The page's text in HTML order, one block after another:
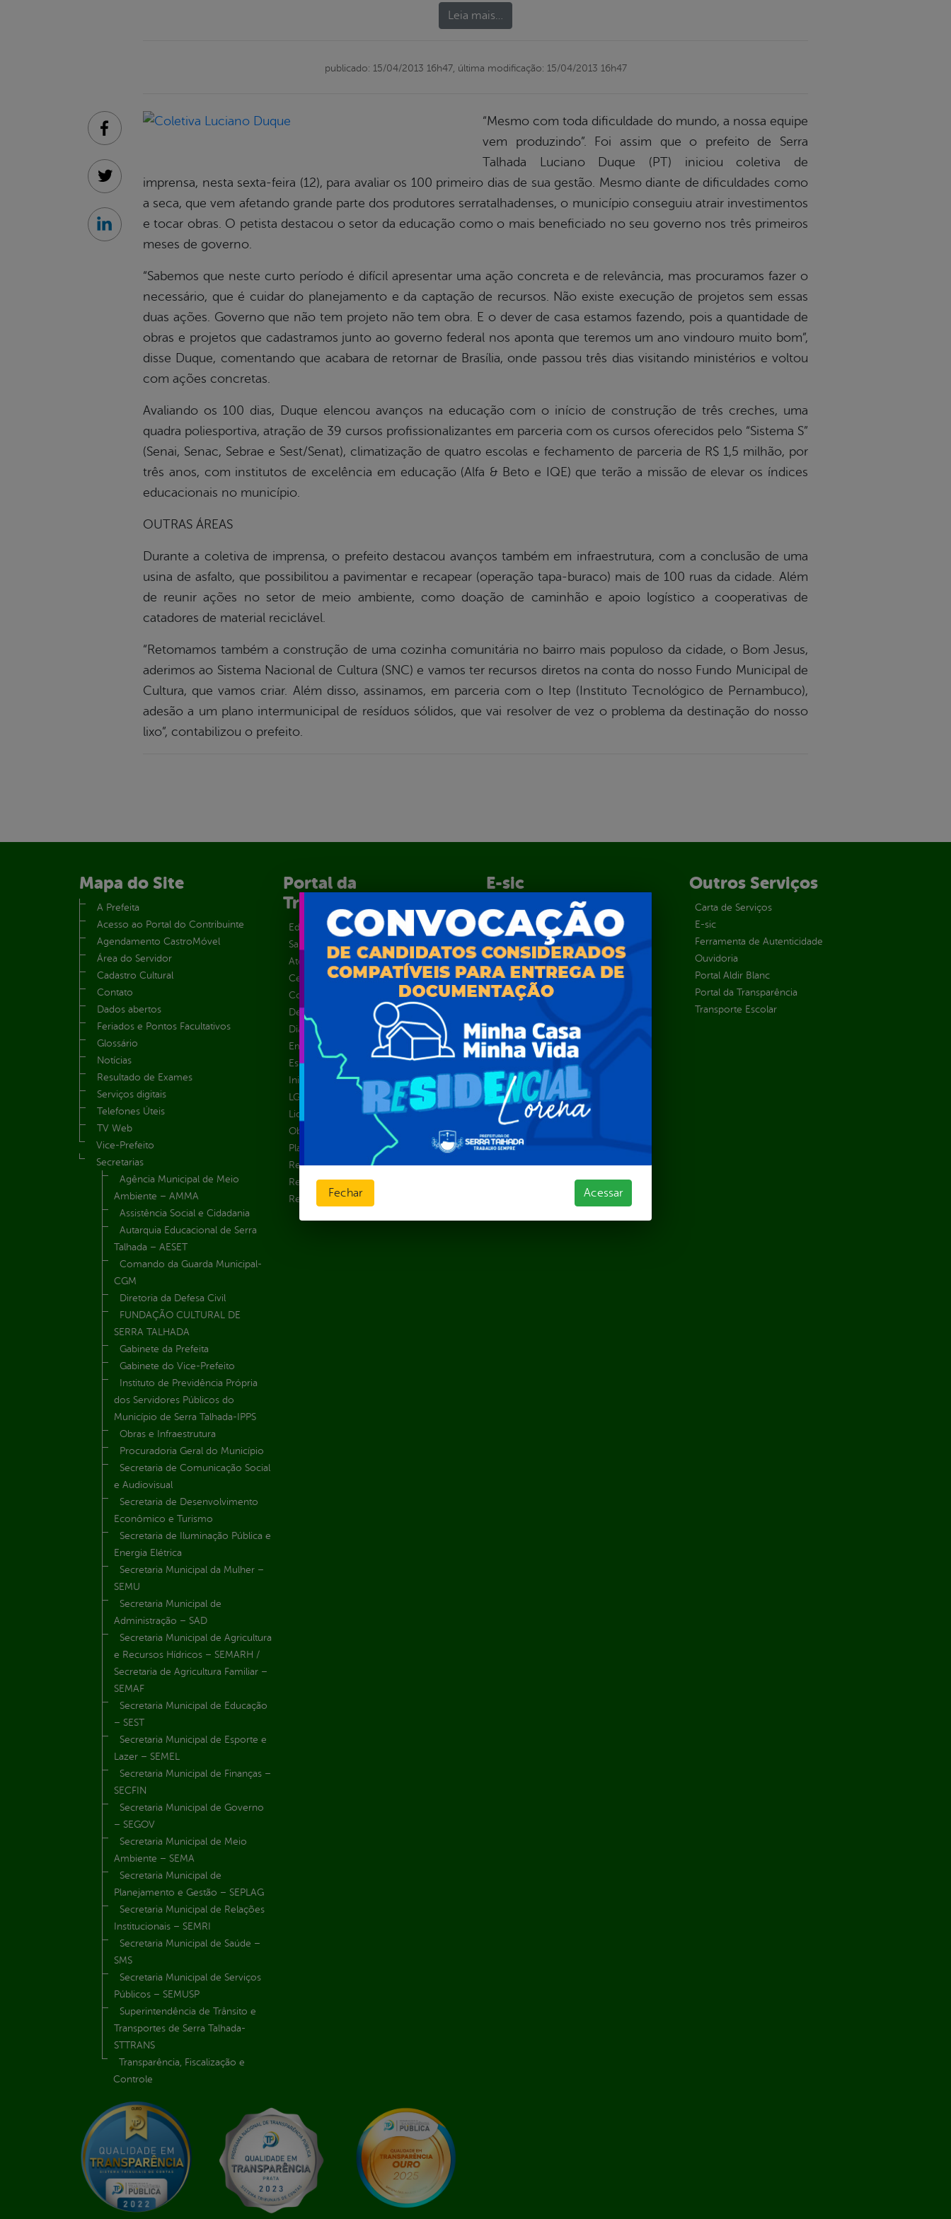
Leia mais…
publicado: 15/04/2013 16h47, última modificação: 15/04/2013 16h47
“Mesmo com toda dificuldade do mundo, a nossa equipe
vem produzindo”. Foi assim que o prefeito de Serra
Talhada Luciano Duque (PT) iniciou coletiva de
imprensa, nesta sexta-feira (12), para avaliar os 100 primeiro dias de sua gestão. Mesmo diante de dificuldades como
a seca, que vem afetando grande parte dos produtores serratalhadenses, o município conseguiu atrair investimentos
e tocar obras. O petista destacou o setor da educação como o mais beneficiado no seu governo nos três primeiros
meses de governo.
“Sabemos que neste curto período é difícil apresentar uma ação concreta e de relevância, mas procuramos fazer o
necessário, que é cuidar do planejamento e da captação de recursos. Não existe execução de projetos sem essas
duas ações. Governo que não tem projeto não tem obra. E o dever de casa estamos fazendo, pois a quantidade de
obras e projetos que cadastramos junto ao governo federal nos aponta que teremos um ano vindouro muito bom”,
disse Duque, comentando que acabara de retornar de Brasília, onde passou três dias visitando ministérios e voltou
com ações concretas.
Avaliando os 100 dias, Duque elencou avanços na educação com o início de construção de três creches, uma
quadra poliesportiva, atração de 39 cursos profissionalizantes em parceria com os cursos oferecidos pelo “Sistema S”
(Senai, Senac, Sebrae e Sest/Senat), climatização de quatro escolas e fechamento de parceria de R$ 1,5 milhão, por
três anos, com institutos de excelência em educação (Alfa & Beto e IQE) que terão a missão de elevar os índices
educacionais no município.
OUTRAS ÁREAS
Durante a coletiva de imprensa, o prefeito destacou avanços também em infraestrutura, com a conclusão de uma
usina de asfalto, que possibilitou a pavimentar e recapear (operação tapa-buraco) mais de 100 ruas da cidade. Além
de reunir ações no setor de meio ambiente, como doação de caminhão e apoio logístico a cooperativas de
catadores de material reciclável.
“Retomamos também a construção de uma cozinha comunitária no bairro mais populoso da cidade, o Bom Jesus,
aderimos ao Sistema Nacional de Cultura (SNC) e vamos ter recursos diretos na conta do nosso Fundo Municipal de
Cultura, que vamos criar. Além disso, assinamos, em parceria com o Itep (Instituto Tecnológico de Pernambuco),
adesão a um plano intermunicipal de resíduos sólidos, que vai resolver de vez o problema da destinação do nosso
lixo”, contabilizou o prefeito.
Facebook
Twitter
Linkedin
Mapa do Site
A Prefeita
Acesso ao Portal do Contribuinte
Agendamento CastroMóvel
Área do Servidor
Cadastro Cultural
Contato
Dados abertos
Feriados e Pontos Facultativos
Glossário
Notícias
Resultado de Exames
Serviços digitais
Telefones Úteis
TV Web
Vice-Prefeito
Secretarias
Agência Municipal de Meio
Ambiente – AMMA
Assistência Social e Cidadania
Autarquia Educacional de Serra
Talhada – AESET
Comando da Guarda Municipal-
CGM
Diretoria da Defesa Civil
FUNDAÇÃO CULTURAL DE
SERRA TALHADA
Gabinete da Prefeita
Gabinete do Vice-Prefeito
Instituto de Previdência Própria
dos Servidores Públicos do
Município de Serra Talhada-IPPS
Obras e Infraestrutura
Procuradoria Geral do Município
Secretaria de Comunicação Social
e Audiovisual
Secretaria de Desenvolvimento
Econômico e Turismo
Secretaria de Iluminação Pública e
Energia Elétrica
Secretaria Municipal da Mulher –
SEMU
Secretaria Municipal de
Administração – SAD
Secretaria Municipal de Agricultura
e Recursos Hídricos – SEMARH /
Secretaria de Agricultura Familiar –
SEMAF
Secretaria Municipal de Educação
– SEST
Secretaria Municipal de Esporte e
Lazer – SEMEL
Secretaria Municipal de Finanças –
SECFIN
Secretaria Municipal de Governo
– SEGOV
Secretaria Municipal de Meio
Ambiente – SEMA
Secretaria Municipal de
Planejamento e Gestão – SEPLAG
Secretaria Municipal de Relações
Institucionais – SEMRI
Secretaria Municipal de Saúde –
SMS
Secretaria Municipal de Serviços
Públicos – SEMUSP
Superintendência de Trânsito e
Transportes de Serra Talhada-
STTRANS
Transparência, Fiscalização e
Controle
Portal da
Transparência
Educação
Saúde
Atos normativos
Central de Dúvidas
Convênios e Transferências
Despesas
Diárias
Emendas parlamentares
Estrutura Organizacional
Inicio
LGPD e Governo Digital
Licitações e Contratos
Obras Públicas
Planejamento e Prestação de Contas
Receitas
Recursos Humanos
Renúncias de Receitas
E-sic
Como solicitar
Consulte sua Solicitação
Estatísticas
Formulários
Prazos e autoridades
Solicitar Recurso
Solicitar um pedido
Outros Serviços
Carta de Serviços
E-sic
Ferramenta de Autenticidade
Ouvidoria
Portal Aldir Blanc
Portal da Transparência
Transporte Escolar
Fechar Acessar